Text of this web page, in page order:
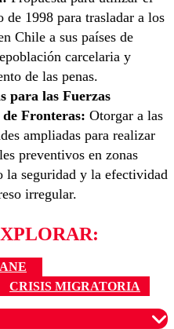
de 1998 para trasladar a los
Chile a sus países de
carcelaria y
de las penas.
para las Fuerzas
Fronteras: Otorgar a las
ampliadas para realizar
preventivos en zonas
la seguridad y la efectividad
irregular.
CRISIS MIGRATORIA